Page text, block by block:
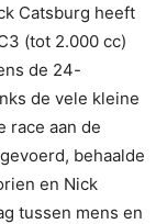
Catsburg heeft
(tot 2.000 cc)
de 24-
de vele kleine
race aan de
behaalde
en Nick
tussen mens en